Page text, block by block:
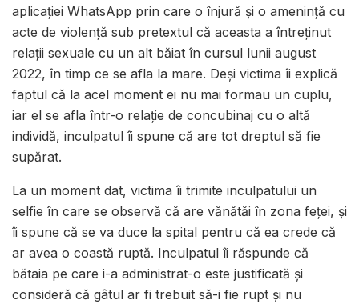
aplicației WhatsApp prin care o înjură și o amenință cu
acte de violență sub pretextul că aceasta a întreținut
relații sexuale cu un alt băiat în cursul lunii august
2022, în timp ce se afla la mare. Deși victima îi explică
faptul că la acel moment ei nu mai formau un cuplu,
iar el se afla într-o relație de concubinaj cu o altă
individă, inculpatul îi spune că are tot dreptul să fie
supărat.
La un moment dat, victima îi trimite inculpatului un
selfie în care se observă că are vănătăi în zona feței, și
îi spune că se va duce la spital pentru că ea crede că
ar avea o coastă ruptă. Inculpatul îi răspunde că
bătaia pe care i-a administrat-o este justificată și
consideră că gâtul ar fi trebuit să-i fie rupt și nu